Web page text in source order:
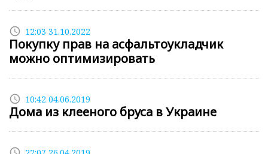
access_time 12:03 31.10.2022
Покупку прав на асфальтоукладчик
можно оптимизировать
access_time 10:42 04.06.2019
Дома из клееного бруса в Украине